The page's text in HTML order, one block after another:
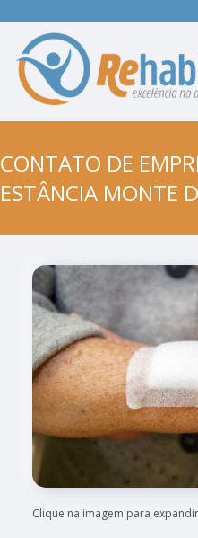
CONTATO DE
ESTÂNCIA MONTE
Clique na imagem para expandir